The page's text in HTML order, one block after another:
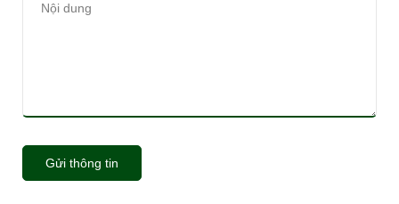
Gửi thông tin